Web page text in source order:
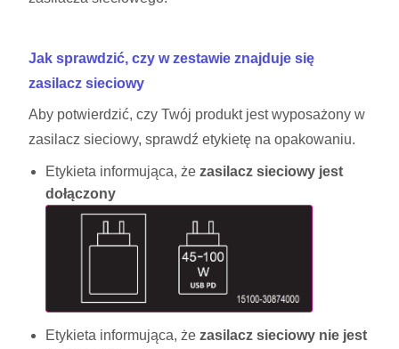
Jak sprawdzić, czy w zestawie znajduje się
zasilacz sieciowy
Aby potwierdzić, czy Twój produkt jest wyposażony w
zasilacz sieciowy, sprawdź etykietę na opakowaniu.
Etykieta informująca, żezasilacz sieciowy jest
dołączony
Etykieta informująca, żezasilacz sieciowy nie jest